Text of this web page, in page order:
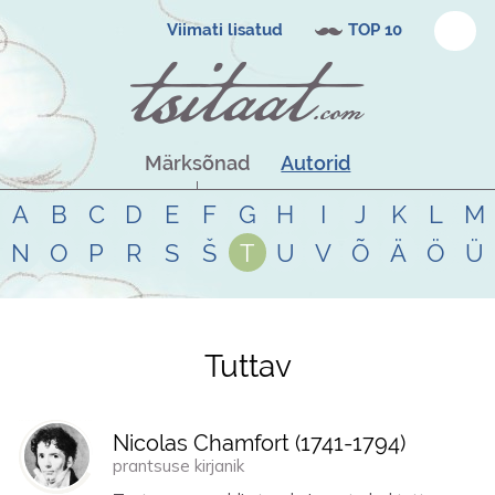
Viimati lisatud TOP 10
Märksõnad Autorid
A B C D E F G H I J K L
M
N
O P R S Š T U V Õ Ä Ö Ü
Tsitaadid teemaltuttav
Tuttav
Nicolas Chamfort (1741-1794)
prantsuse kirjanik